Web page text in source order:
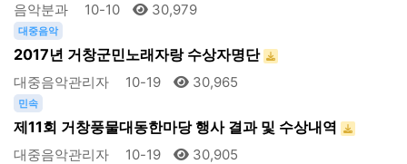
음악분과 10-10 30,979
대중음악
2017년 거창군민노래자랑 수상자명단
대중음악관리자 10-19 30,965
민속
제11회 거창풍물대동한마당 행사 결과 및 수상내역
대중음악관리자 10-19
30,905